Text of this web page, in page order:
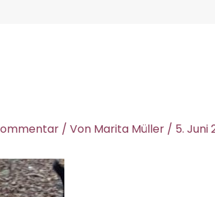
/ Von Marita Müller / 5. Juni